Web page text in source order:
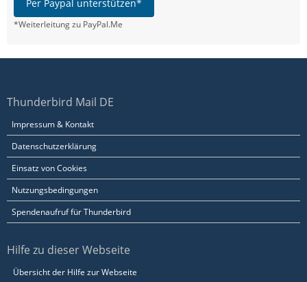
Per Paypal unterstützen*
*Weiterleitung zu PayPal.Me
Thunderbird Mail DE
Impressum & Kontakt
Datenschutzerklärung
Einsatz von Cookies
Nutzungsbedingungen
Spendenaufruf für Thunderbird
Hilfe zu dieser Webseite
Übersicht der Hilfe zur Webseite